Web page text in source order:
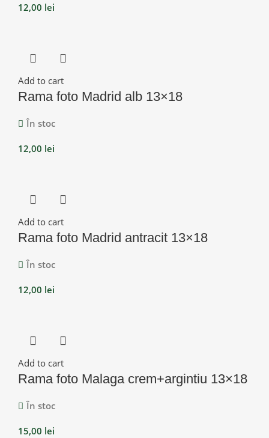
12,00 lei
Add to cart
Rama foto Madrid alb 13×18
În stoc
12,00 lei
Add to cart
Rama foto Madrid antracit 13×18
În stoc
12,00 lei
Add to cart
Rama foto Malaga crem+argintiu 13×18
În stoc
15,00 lei